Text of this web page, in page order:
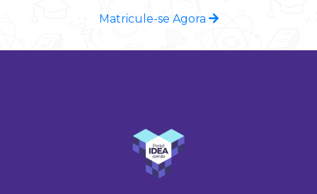
Matricule-se Agora